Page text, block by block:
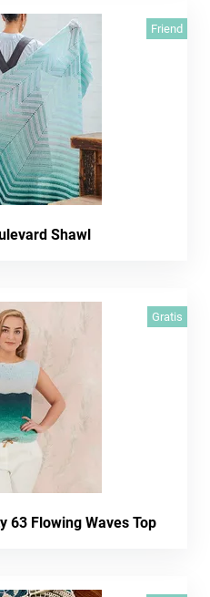
Friend
Shawl
Gratis
63 Flowing Waves Top